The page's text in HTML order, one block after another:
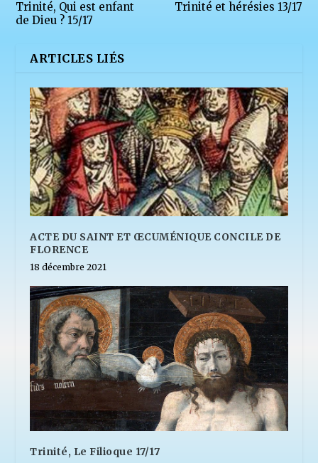
Trinité, Qui est enfant
de Dieu ? 15/17
Trinité et hérésies 13/17
ARTICLES LIÉS
ACTE DU SAINT ET ŒCUMÉNIQUE CONCILE DE
FLORENCE
18 décembre 2021
Trinité, Le Filioque 17/17